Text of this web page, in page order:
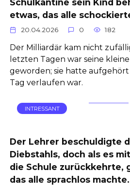
etwas, das alle
20.04.2026 0 182
Der Milliardär kam nicht
letzten Tagen war seine kleine
geworden; sie hatte
Tag verlaufen war.
INTRESSANT
Der Lehrer beschuldigte
Diebstahls, doch als es
die Schule zurückkehrte,
das alle sprachlos machte.